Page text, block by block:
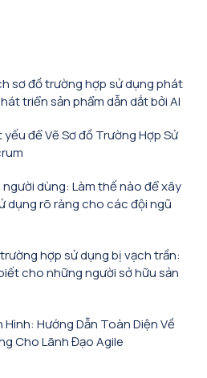
sơ đồ trường hợp sử dụng phát
triển sản phẩm dẫn dắt bởi AI
để Vẽ Sơ đồ Trường Hợp Sử
dùng: Làm thế nào để xây
dụng rõ ràng cho các đội ngũ
hợp sử dụng bị vạch trần:
cho những người sở hữu sản
Hướng Dẫn Toàn Diện Về
Cho Lãnh Đạo Agile